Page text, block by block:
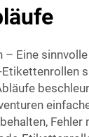
Eine